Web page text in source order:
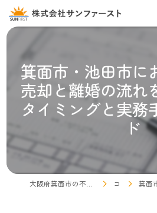
箕面市・池田市に
売却と離婚の流れ
タイミングと実務
ド
コラム 箕面市・池田